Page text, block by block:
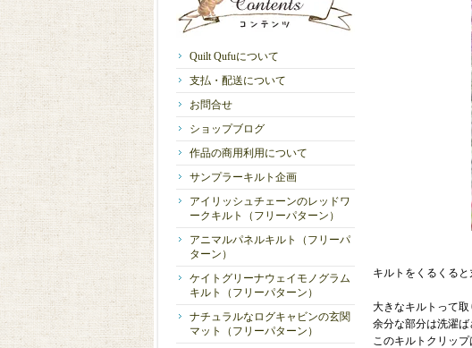
Quilt Qufuについて
支払・配送について
お問合せ
ショップブログ
作品の商用利用について
サンプラーキルト企画
アイリッシュチェーンのレッドワ
ークキルト（フリーパターン）
アニマルパネルキルト（フリーパ
ターン）
ケイトグリーナウェイモノグラム
キルト（フリーパターン）
ナチュラルなログキャビンの玄関
マット（フリーパターン）
キルトをくるくると
大きなキルトって取
余分な部分は洗濯ば
このキルトクリッ